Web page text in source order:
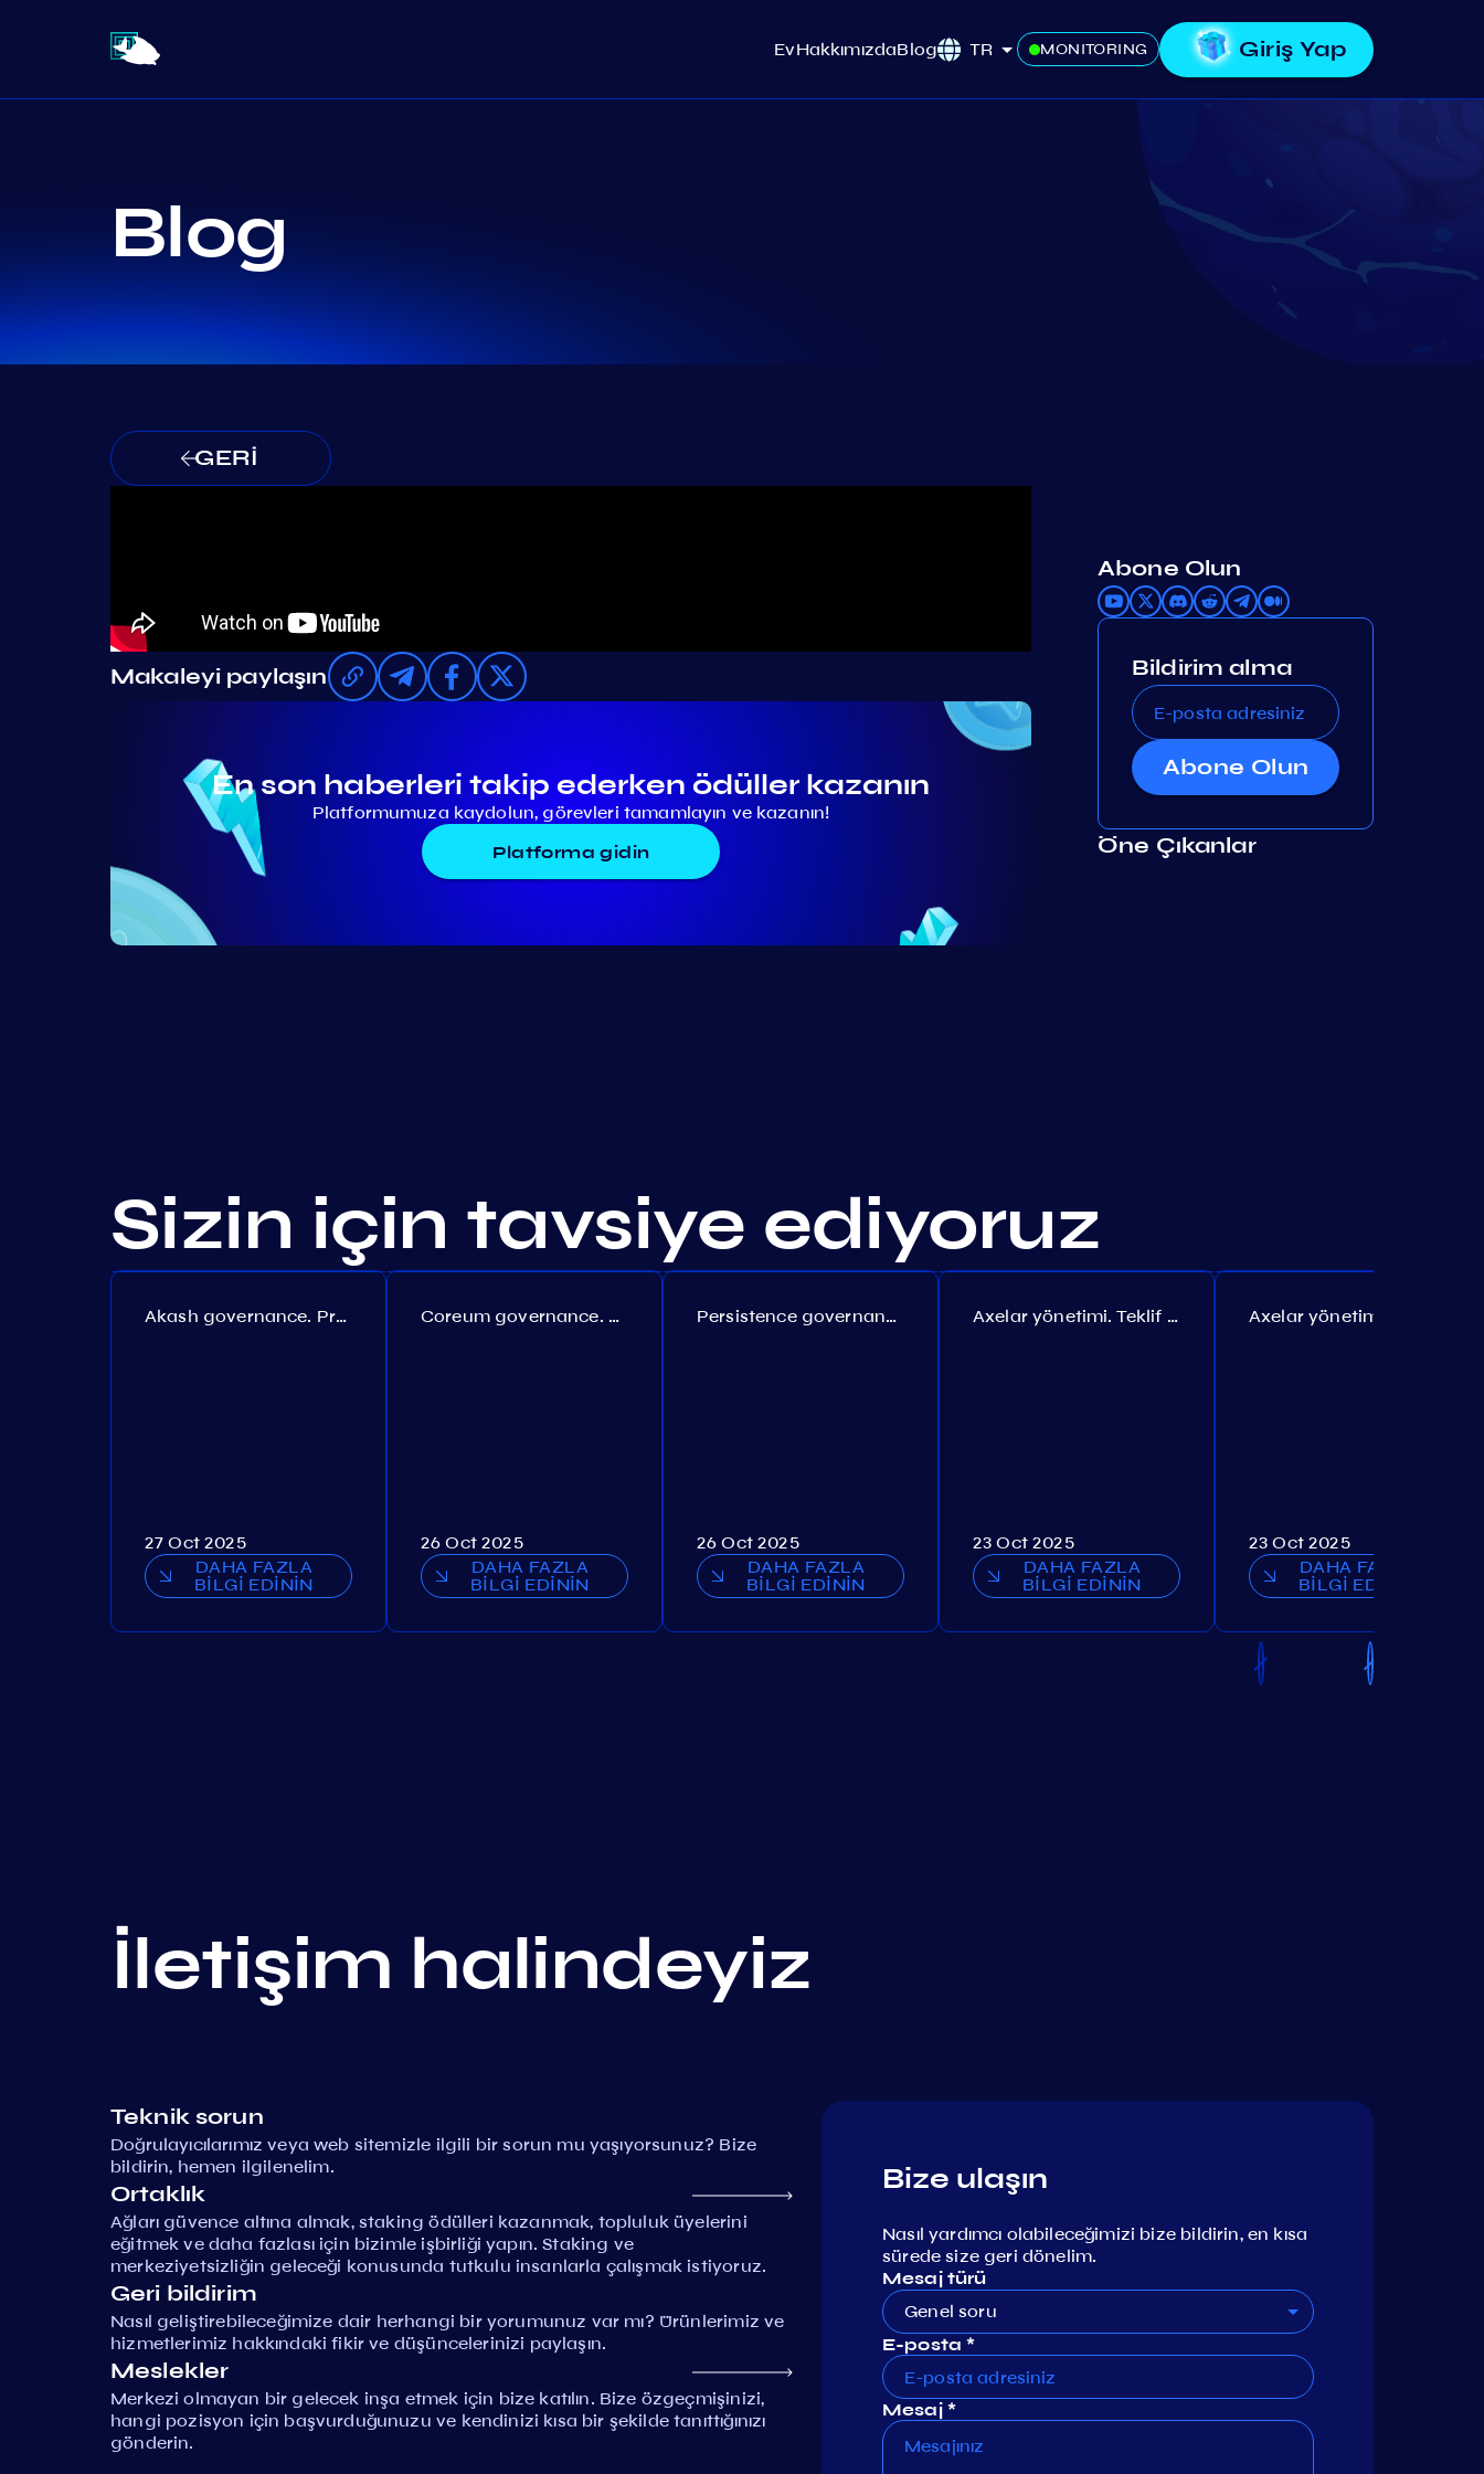
EvHakkımızdaBlog TR MONITORING Giriş Yap
Blog
GERİ
Makaleyi paylaşın
En son haberleri takip ederken ödüller kazanın
Platformumuza kaydolun, görevleri tamamlayın ve kazanın!
Platforma gidin
Abone Olun
Bildirim alma
Abone Olun
Öne Çıkanlar
Sizin için tavsiye ediyoruz
Akash governance. Proposal №308
27 Oct 2025
DAHA FAZLA
BİLGİ EDİNİN
Coreum governance. Proposal №22
26 Oct 2025
DAHA FAZLA
BİLGİ EDİNİN
Persistence governance. Proposal №150
26 Oct 2025
DAHA FAZLA
BİLGİ EDİNİN
Axelar yönetimi. Teklif №385
23 Oct 2025
DAHA FAZLA
BİLGİ EDİNİN
23 Oct 2025
DAHA FAZLA
BİLGİ EDİNİN
İletişim halindeyiz
Teknik sorun
Doğrulayıcılarımız veya web sitemizle ilgili bir sorun mu yaşıyorsunuz? Bize
bildirin, hemen ilgilenelim.
Ortaklık
Ağları güvence altına almak, staking ödülleri kazanmak, topluluk üyelerini
eğitmek ve daha fazlası için bizimle işbirliği yapın. Staking ve
merkeziyetsizliğin geleceği konusunda tutkulu insanlarla çalışmak istiyoruz.
Geri bildirim
Nasıl geliştirebileceğimize dair herhangi bir yorumunuz var mı? Ürünlerimiz ve
hizmetlerimiz hakkındaki fikir ve düşüncelerinizi paylaşın.
Meslekler
Merkezi olmayan bir gelecek inşa etmek için bize katılın. Bize özgeçmişinizi,
hangi pozisyon için başvurduğunuzu ve kendinizi kısa bir şekilde tanıttığınızı
gönderin.
Bize ulaşın
Nasıl yardımcı olabileceğimizi bize bildirin, en kısa
sürede size geri dönelim.
Mesaj türü
Genel soru
E-posta *
Mesaj *